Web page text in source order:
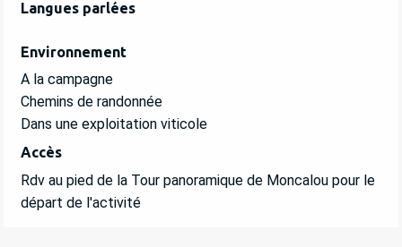
Langues parlées
Langues parlées
Environnement
Environnement
A la campagne
Chemins de randonnée
Dans une exploitation viticole
Accès
Accès
Rdv au pied de la Tour panoramique de Moncalou pour le
départ de l'activité